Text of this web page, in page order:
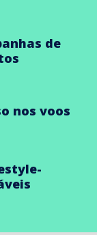
de
nos voos